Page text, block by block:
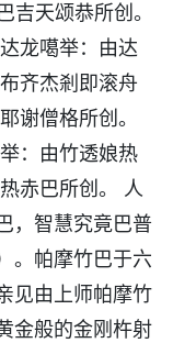
吉天颂恭所创。
龙噶举：由达
齐杰剎即滚舟
谢僧格所创。
：由竹透娘热
赤巴所创。 人
，智慧究竟巴普
。帕摩竹巴于六
见由上师帕摩竹
金般的金刚杵射